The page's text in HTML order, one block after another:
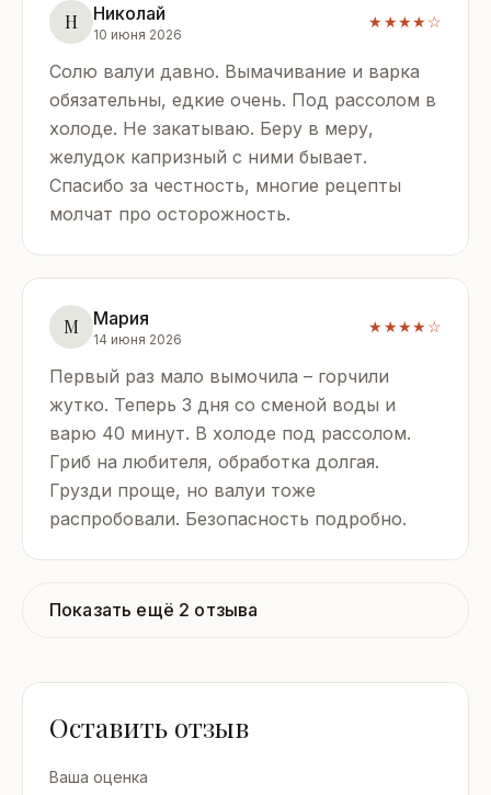
Н Николай
10 июня 2026
★★★★☆
Солю валуи давно. Вымачивание и варка
обязательны, едкие очень. Под рассолом в
холоде. Не закатываю. Беру в меру,
желудок капризный с ними бывает.
Спасибо за честность, многие рецепты
молчат про осторожность.
М Мария
14 июня 2026
★★★★☆
Первый раз мало вымочила – горчили
жутко. Теперь 3 дня со сменой воды и
варю 40 минут. В холоде под рассолом.
Гриб на любителя, обработка долгая.
Грузди проще, но валуи тоже
распробовали. Безопасность подробно.
Показать ещё 2 отзыва
Оставить отзыв
Ваша оценка